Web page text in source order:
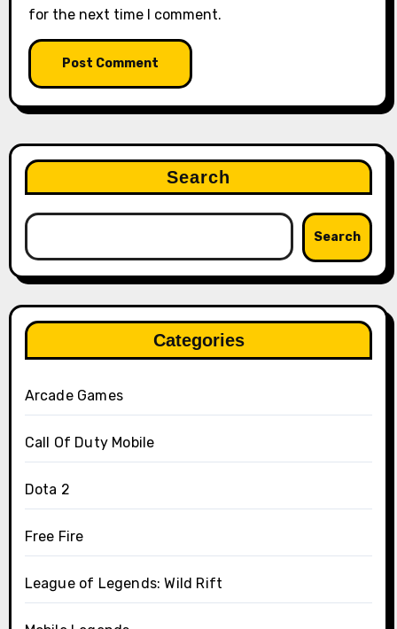
for the next time I comment.
Search
Search
Categories
Arcade Games
Call Of Duty Mobile
Dota 2
Free Fire
League of Legends: Wild Rift